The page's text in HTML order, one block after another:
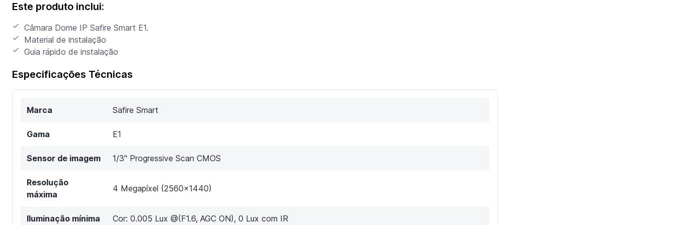
Este produto inclui:
Câmara Dome IP Safire Smart E1.
Material de instalação
Guia rápido de instalação
Especificações Técnicas
Marca Safire Smart
Gama E1
Sensor de imagem 1/3" Progressive Scan CMOS
Resolução
máxima
4 Megapíxel (2560x1440)
Iluminação mínima Cor: 0.005 Lux @(F1.6, AGC ON), 0 Lux com IR